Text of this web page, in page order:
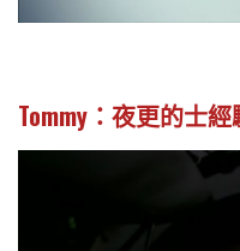
Tommy： 夜更的士經